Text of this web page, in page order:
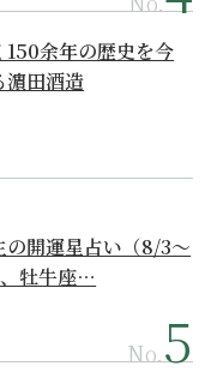
150余年の歴史を今
濵田酒造
の開運星占い（8/3～
牡牛座…
No.